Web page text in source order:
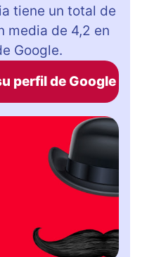
tiene un total de
media de 4,2 en
Google.
perfil de Google